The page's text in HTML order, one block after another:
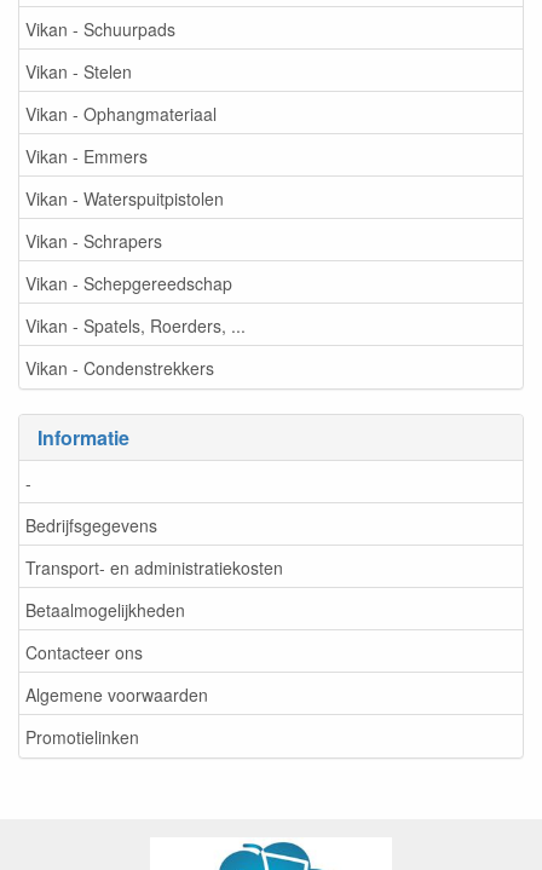
Vikan - Schuurpads
Vikan - Stelen
Vikan - Ophangmateriaal
Vikan - Emmers
Vikan - Waterspuitpistolen
Vikan - Schrapers
Vikan - Schepgereedschap
Vikan - Spatels, Roerders, ...
Vikan - Condenstrekkers
Informatie
-
Bedrijfsgegevens
Transport- en administratiekosten
Betaalmogelijkheden
Contacteer ons
Algemene voorwaarden
Promotielinken